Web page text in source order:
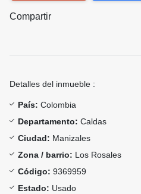
Compartir
Detalles del inmueble :
País: Colombia
Departamento: Caldas
Ciudad: Manizales
Zona / barrio: Los Rosales
Código: 9369959
Estado: Usado